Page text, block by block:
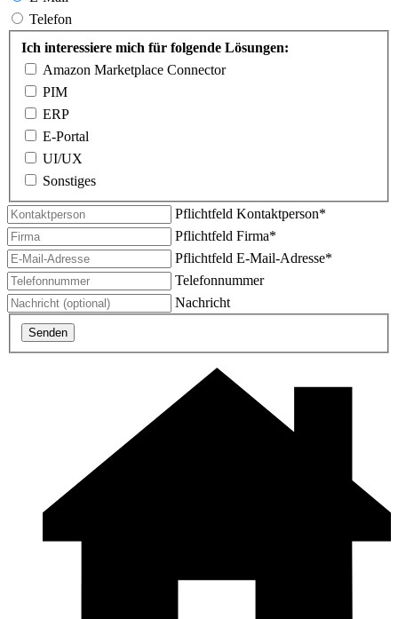
Telefon
Ich interessiere mich für folgende Lösungen:
Amazon Marketplace Connector
PIM
ERP
E-Portal
UI/UX
Sonstiges
Pflichtfeld Kontaktperson*
Pflichtfeld Firma*
Pflichtfeld E-Mail-Adresse*
Telefonnummer
Nachricht
Senden